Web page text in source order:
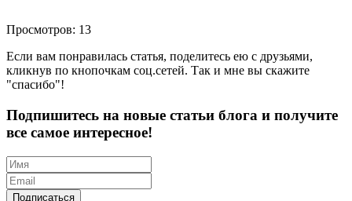
Просмотров: 13
Если вам понравилась статья, поделитесь ею с друзьями,
кликнув по кнопочкам соц.сетей. Так и мне вы скажите
"спасибо"!
Подпишитесь на новые статьи блога и получите
все самое интересное!